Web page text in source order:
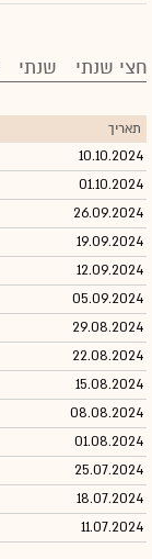
חצי שנתי שנתי
תאריך
10.10.2024
01.10.2024
26.09.2024
19.09.2024
12.09.2024
05.09.2024
29.08.2024
22.08.2024
15.08.2024
08.08.2024
01.08.2024
25.07.2024
18.07.2024
11.07.2024